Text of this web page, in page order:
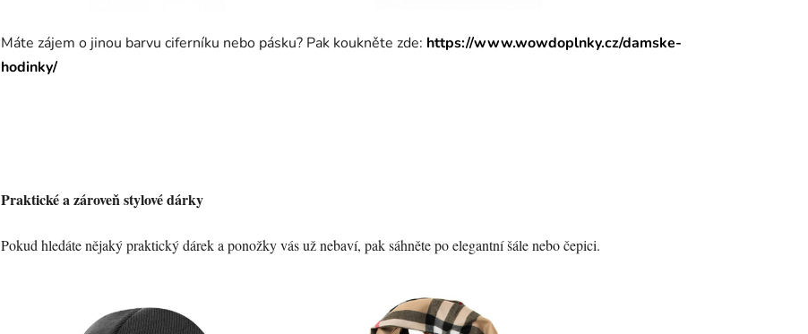
Máte zájem o jinou barvu ciferníku nebo pásku? Pak koukněte zde: https://www.wowdoplnky.cz/damske-
hodinky/
Praktické a zároveň stylové dárky
Pokud hledáte nějaký praktický dárek a ponožky vás už nebaví, pak sáhněte po elegantní šále nebo čepici.